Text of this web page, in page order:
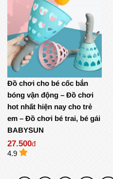
Đồ chơi cho bé cốc bắn
bóng vận động – Đồ chơi
hot nhất hiện nay cho trẻ
em – Đồ chơi bé trai, bé gái
BABYSUN
27.500đ
4.9